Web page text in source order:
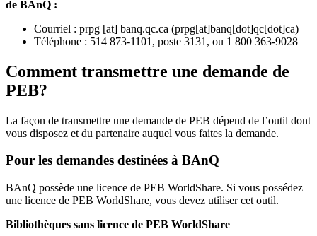
de BAnQ :
Courriel : prpg [at] banq.qc.ca (prpg[at]banq[dot]qc[dot]ca)
Téléphone : 514 873-1101, poste 3131, ou 1 800 363-9028
Comment transmettre une demande de
PEB?
La façon de transmettre une demande de PEB dépend de l’outil dont
vous disposez et du partenaire auquel vous faites la demande.
Pour les demandes destinées à BAnQ
BAnQ possède une licence de PEB WorldShare. Si vous possédez
une licence de PEB WorldShare, vous devez utiliser cet outil.
Bibliothèques sans licence de PEB WorldShare